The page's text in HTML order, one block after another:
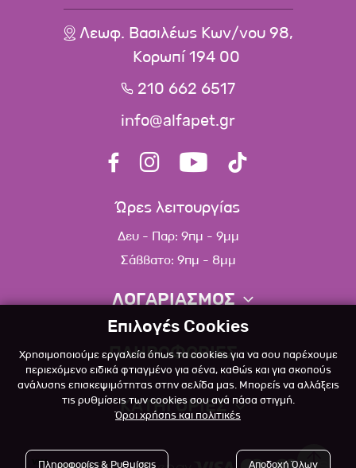
Λεωφ. Βασιλέως Κων/νου 98,
Κορωπί 194 00
210 662 6517
info@alfapet.gr
Ώρες λειτουργίας
Δευ - Παρ: 9πμ - 9μμ
Σάββατο: 9πμ - 8μμ
ΛΟΓΑΡΙΑΣΜΟΣ
Πληροφορίες λογαριασμού
Λίστα αγαπημένων
Πολιτική επιστροφών
ΠΛΗΡΟΦΟΡΙΕΣ
Σχετικά
Επικοινωνία
Blog
ΚΑΤΗΓΟΡΙΕΣ
Επιλογές Cookies
Χρησιμοποιούμε εργαλεία όπως τα cookies για να σου παρέχουμε
περιεχόμενο ειδικά φτιαγμένο για σένα, καθώς και για σκοπούς
ανάλυσης επισκεψιμότητας στην σελίδα μας. Μπορείς να αλλάξεις
τις ρυθμίσεις των cookies σου ανά πάσα στιγμή.
Όροι χρήσης και πολιτικές
Πληροφορίες & Ρυθμίσεις Αποδοχή Όλων